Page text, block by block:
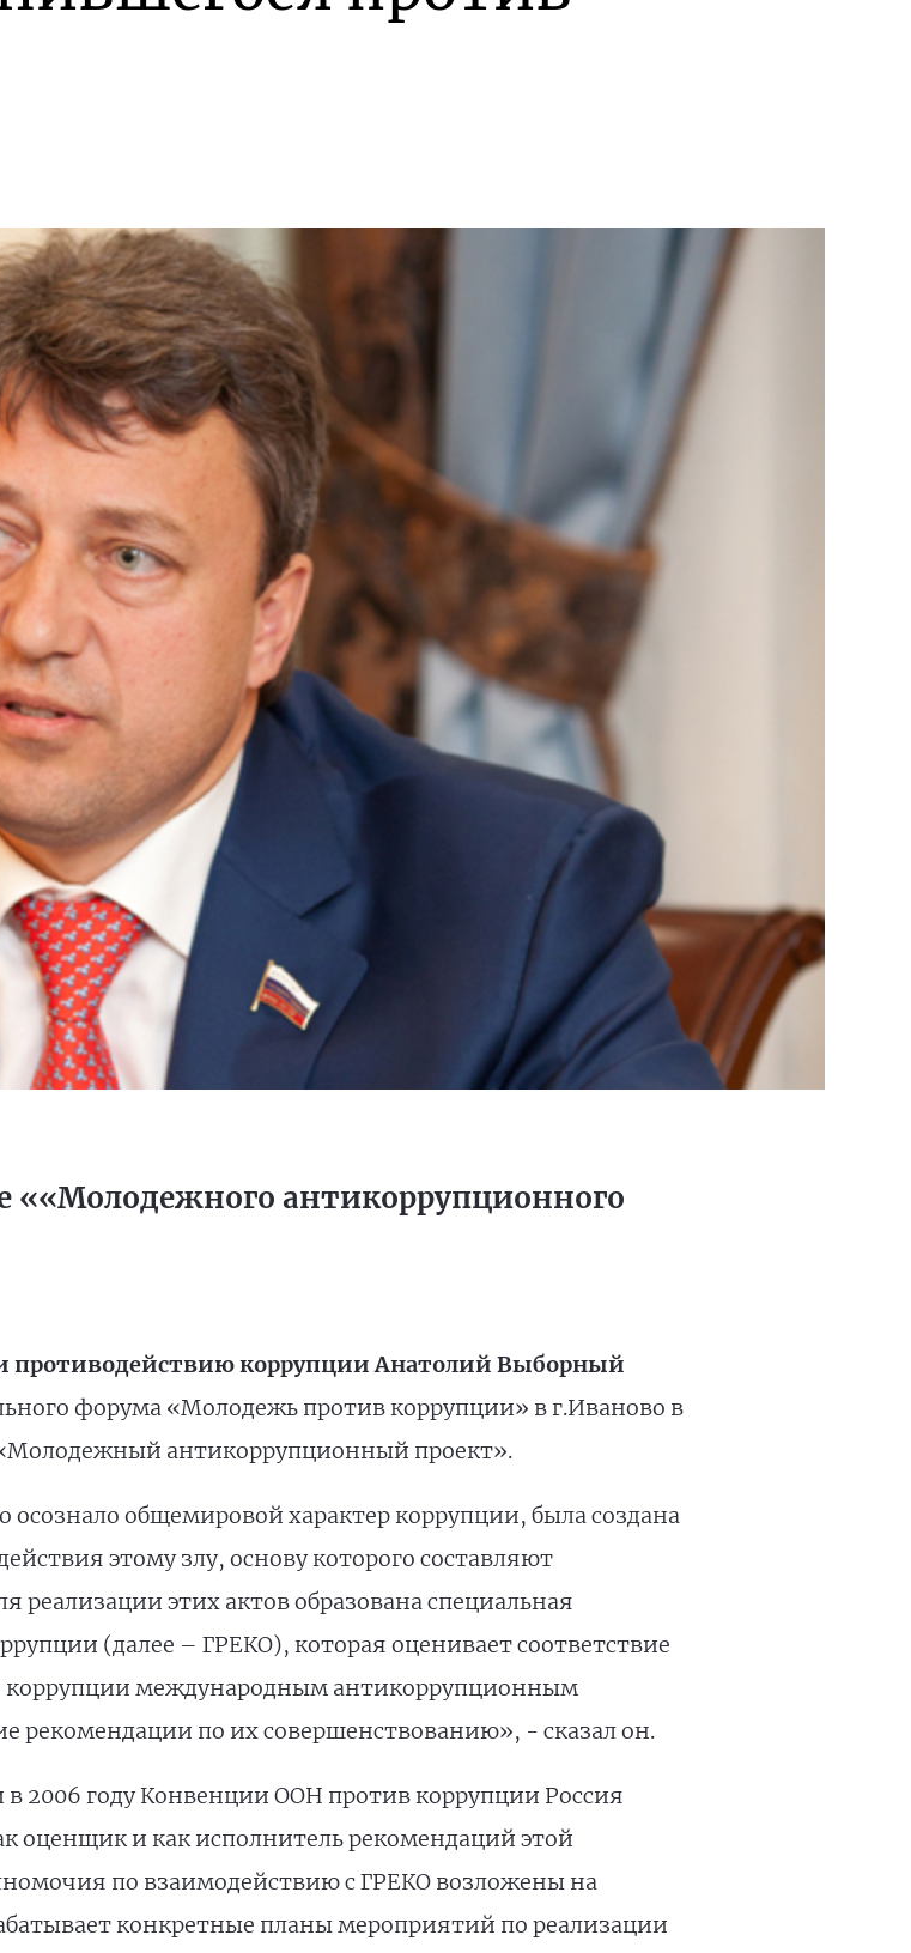
««Молодежного антикоррупционного
противодействию коррупции Анатолий Выборный
форума «Молодежь против коррупции» в г.Иваново в
антикоррупционный проект».
осознало общемировой характер коррупции, была создана
этому злу, основу которого составляют
этих актов образована специальная
(далее – ГРЕКО), которая оценивает соответствие
международным антикоррупционным
рекомендации по их совершенствованию», - сказал он.
2006 году Конвенции ООН против коррупции Россия
оценщик и как исполнитель рекомендаций этой
по взаимодействию с ГРЕКО возложены на
конкретные планы мероприятий по реализации